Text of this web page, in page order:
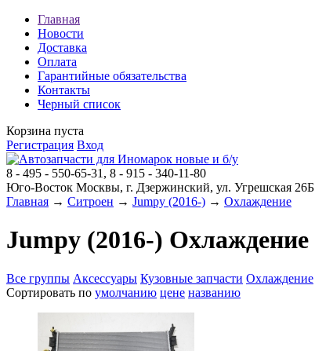
Главная
Новости
Доставка
Оплата
Гарантийные обязательства
Контакты
Черный список
Корзина пуста
Регистрация Вход
8 - 495 - 550-65-31, 8 - 915 - 340-11-80
Юго-Восток Москвы, г. Дзержинский, ул. Угрешская 26Б
Главная → Ситроен → Jumpy (2016-) → Охлаждение
Jumpy (2016-) Охлаждение
Все группы Аксессуары Кузовные запчасти Охлаждение
Сортировать по умолчанию цене названию